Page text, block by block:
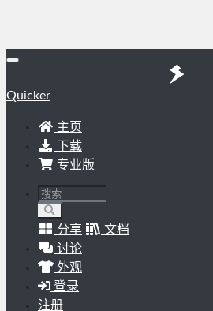
Quicker
主页
下载
专业版
分享
文档
讨论
外观
登录
注册